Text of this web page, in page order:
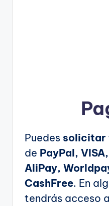
Puedes solicitar
de PayPal,
AliPay,
CashFree. En
tendrás acceso